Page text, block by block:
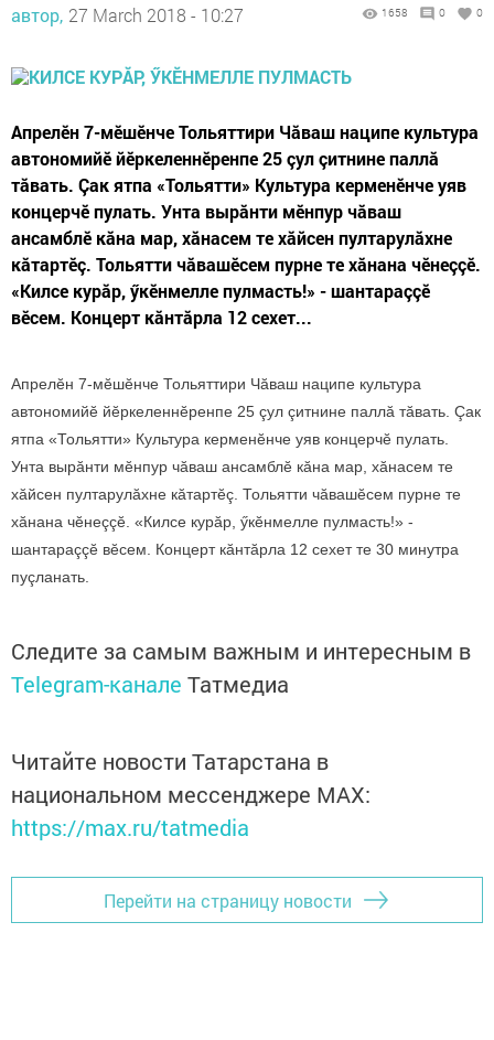
автор, 27 March 2018 - 10:27 1658 0 0
Апрелӗн 7-мӗшӗнче Тольяттири Чăваш наципе культура
автономийӗ йӗркеленнӗренпе 25 çул çитнине паллă
тăвать. Çак ятпа «Тольятти» Культура керменӗнче уяв
концерчӗ пулать. Унта вырăнти мӗнпур чăваш
ансамблӗ кăна мар, хăнасем те хăйсен пултарулăхне
кăтартӗç. Тольятти чăвашӗсем пурне те хăнана чӗнеççӗ.
«Килсе курăр, ӳкӗнмелле пулмасть!» - шантараççӗ
вӗсем. Концерт кăнтăрла 12 сехет...
Апрелӗн 7-мӗшӗнче Тольяттири Чăваш наципе культура
автономийӗ йӗркеленнӗренпе 25 çул çитнине паллă тăвать. Çак
ятпа «Тольятти» Культура керменӗнче уяв концерчӗ пулать.
Унта вырăнти мӗнпур чăваш ансамблӗ кăна мар, хăнасем те
хăйсен пултарулăхне кăтартӗç. Тольятти чăвашӗсем пурне те
хăнана чӗнеççӗ. «Килсе курăр, ӳкӗнмелле пулмасть!» -
шантараççӗ вӗсем. Концерт кăнтăрла 12 сехет те 30 минутра
пуçланать.
Следите за самым важным и интересным в
Telegram-канале Татмедиа
Читайте новости Татарстана в
национальном мессенджере MАХ:
https://max.ru/tatmedia
Перейти на страницу новости